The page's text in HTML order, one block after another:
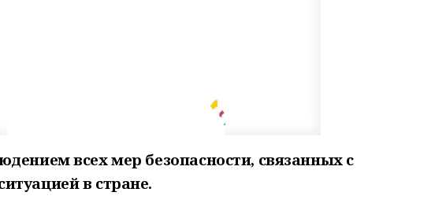
всех мер безопасности, связанных с
в стране.